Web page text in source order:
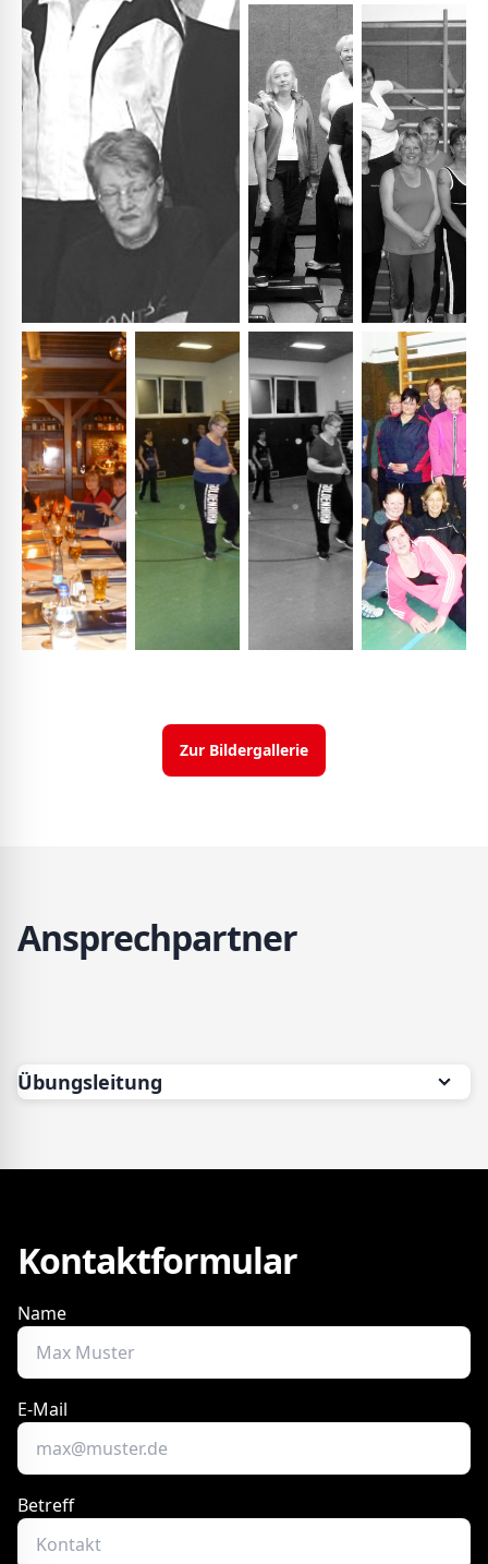
Zur Bildergallerie
Ansprechpartner
Übungsleitung
Kontaktformular
Name
E-Mail
Betreff